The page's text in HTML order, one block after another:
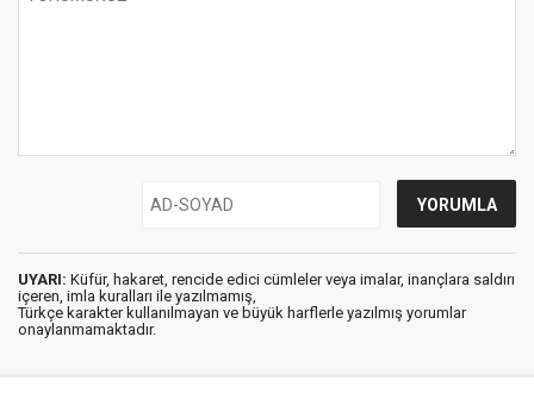
UYARI: Küfür, hakaret, rencide edici cümleler veya imalar, inançlara saldırı
içeren, imla kuralları ile yazılmamış,
Türkçe karakter kullanılmayan ve büyük harflerle yazılmış yorumlar
onaylanmamaktadır.